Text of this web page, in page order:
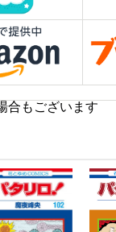
合もございます